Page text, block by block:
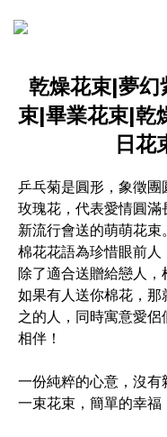
乾燥花束|夢幻
束|畢業花束|乾
日花
乒乓菊是圓形，象徵
玫瑰花，代表愛情圓
新流行會送的萌萌花束。
棉花花語為珍惜眼前人
除了適合送贈給戀人，
如果有人送你棉花，
之的人，同時寓意愛
相伴！
一份純粹的心意，沒有
一束花束，簡單的幸福